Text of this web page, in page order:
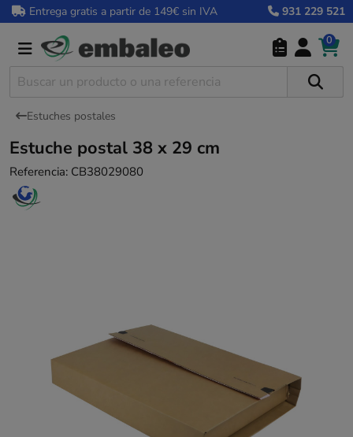
Entrega gratis a partir de 149€ sin IVA 931 229 521
0
Estuches postales
Estuche postal 38 x 29 cm
Referencia: CB38029080